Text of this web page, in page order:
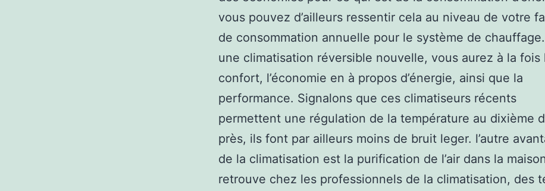
vous pouvez d’ailleurs ressentir cela au niveau de votre
de consommation annuelle pour le système de
une climatisation réversible nouvelle, vous aurez à la fois
confort, l’économie en à propos d’énergie, ainsi que la
performance. Signalons que ces climatiseurs récents
permettent une régulation de la température au dixième
près, ils font par ailleurs moins de bruit leger. l’autre
de la climatisation est la purification de l’air dans la
retrouve chez les professionnels de la climatisation, des